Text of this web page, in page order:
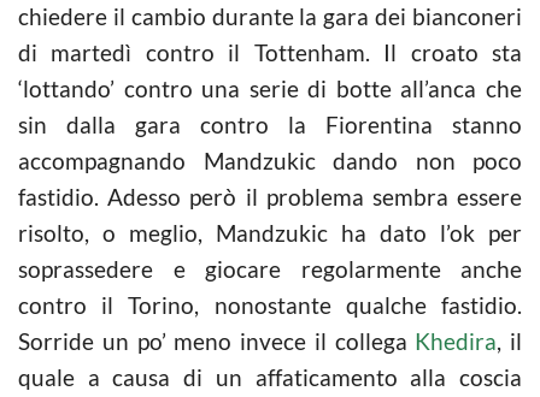
chiedere il cambio durante la gara dei bianconeri
di martedì contro il Tottenham. Il croato sta
‘lottando’ contro una serie di botte all’anca che
sin dalla gara contro la Fiorentina stanno
accompagnando Mandzukic dando non poco
fastidio. Adesso però il problema sembra essere
risolto, o meglio, Mandzukic ha dato l’ok per
soprassedere e giocare regolarmente anche
contro il Torino, nonostante qualche fastidio.
Sorride un po’ meno invece il collega Khedira, il
quale a causa di un affaticamento alla coscia